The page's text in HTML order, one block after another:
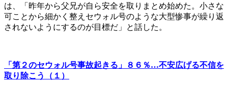
は、「昨年から父兄が自ら安全を取りまとめ始めた。小さな
可ことから細かく整えセウォル号のような大型惨事が繰り返
されないようにするのが目標だ」と話した。
「第２のセウォル号事故起きる」８６％…不安広げる不信を
取り除こう（１）